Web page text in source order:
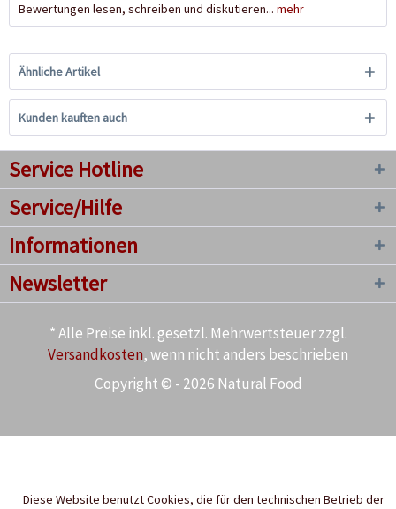
Bewertungen lesen, schreiben und diskutieren... mehr
Ähnliche Artikel
Kunden kauften auch
Service Hotline
Service/Hilfe
Informationen
Newsletter
* Alle Preise inkl. gesetzl. Mehrwertsteuer zzgl.
Versandkosten, wenn nicht anders beschrieben
Copyright © - 2026 Natural Food
Diese Website benutzt Cookies, die für den technischen Betrieb der